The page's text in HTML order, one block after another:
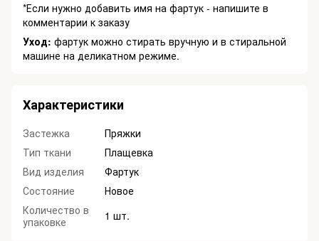
*Если нужно добавить имя на фартук - напишите в
комментарии к заказу
Уход: фартук можно стирать вручную и в стиральной
машине на деликатном режиме.
Характеристики
Застежка
Пряжки
Тип ткани
Плащевка
Вид изделия
Фартук
Состояние
Новое
Количество в
упаковке
1 шт.